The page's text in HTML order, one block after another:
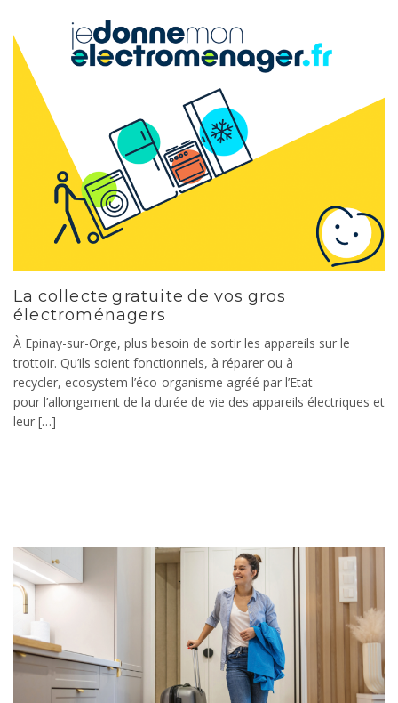
La collecte gratuite de vos gros
électroménagers
À Epinay-sur-Orge, plus besoin de sortir les appareils sur le
trottoir. Qu’ils soient fonctionnels, à réparer ou à
recycler, ecosystem l’éco-organisme agréé par l’Etat
pour l’allongement de la durée de vie des appareils électriques et
leur […]